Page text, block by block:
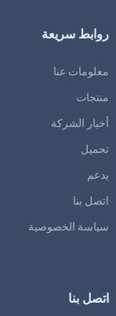
روابط سريعة
معلومات عنا
منتجات
أخبار الشركة
تحميل
يدعم
اتصل بنا
سياسة الخصوصية
اتصل بنا